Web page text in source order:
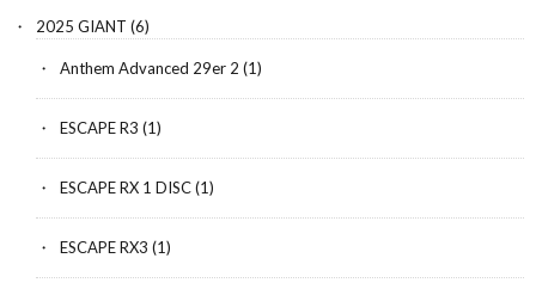
2025 GIANT (6)
Anthem Advanced 29er 2 (1)
ESCAPE R3 (1)
ESCAPE RX 1 DISC(1)
ESCAPE RX3 (1)